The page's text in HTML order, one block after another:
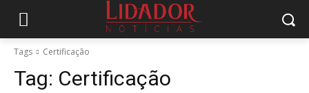
Tags Certificação
Tag: Certificação